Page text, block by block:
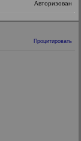
Авторизован
Процитировать